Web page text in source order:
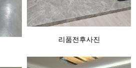
리품전후사진